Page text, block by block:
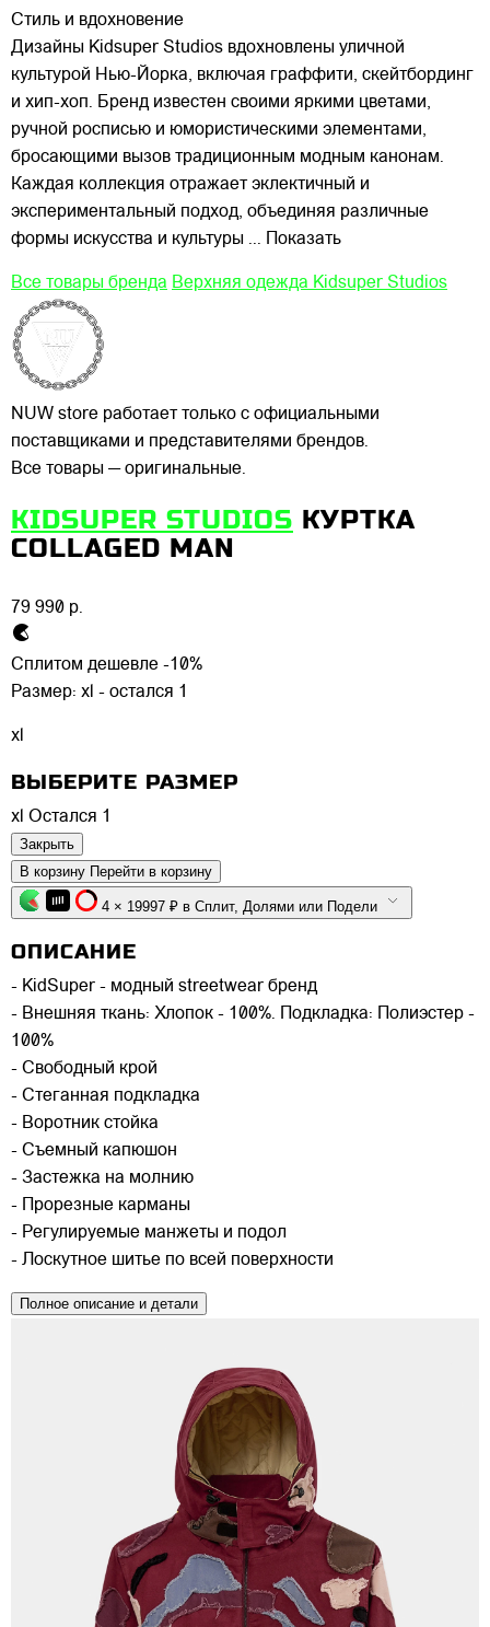
Стиль и вдохновение
Дизайны Kidsuper Studios вдохновлены уличной
культурой Нью-Йорка, включая граффити, скейтбординг
и хип-хоп. Бренд известен своими яркими цветами,
ручной росписью и юмористическими элементами,
бросающими вызов традиционным модным канонам.
Каждая коллекция отражает эклектичный и
экспериментальный подход, объединяя различные
формы искусства и культуры ... Показать
Все товары бренда Верхняя одежда Kidsuper Studios
NUW store работает только с официальными
поставщиками и представителями брендов.
Все товары — оригинальные.
KIDSUPER STUDIOS КУРТКА
COLLAGED MAN
79 990 р.
Сплитом дешевле -10%
Размер: xl - остался 1
xl
ВЫБЕРИТЕ РАЗМЕР
xl Остался 1
Закрыть
В корзину Перейти в корзину
4 × 19997 ₽ в Сплит, Долями или Подели
ОПИСАНИЕ
- KidSuper - модный streetwear бренд
- Внешняя ткань: Хлопок - 100%. Подкладка: Полиэстер -
100%
- Свободный крой
- Стеганная подкладка
- Воротник стойка
- Съемный капюшон
- Застежка на молнию
- Прорезные карманы
- Регулируемые манжеты и подол
- Лоскутное шитье по всей поверхности
Полное описание и детали